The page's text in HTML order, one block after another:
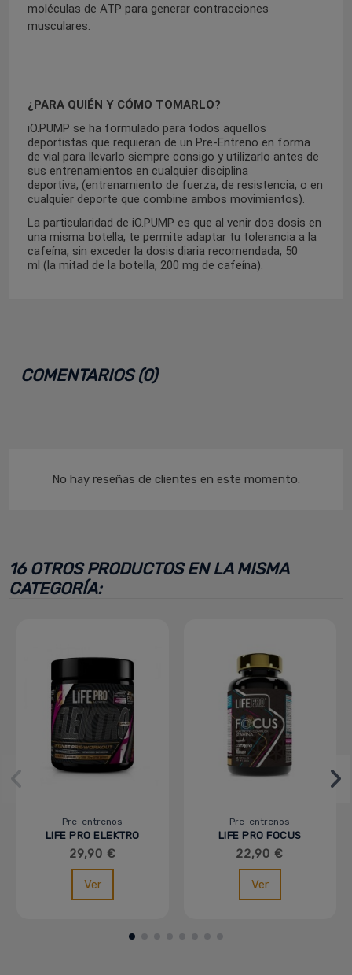
moléculas de ATP para generar contracciones
musculares.
¿PARA QUIÉN Y CÓMO TOMARLO?
iO.PUMP se ha formulado para todos aquellos
deportistas que requieran de un Pre-Entreno en forma
de vial para llevarlo siempre consigo y utilizarlo antes de
sus entrenamientos en cualquier disciplina
deportiva, (entrenamiento de fuerza, de resistencia, o en
cualquierdeporte que combine ambos movimientos).
La particularidad de iO.PUMP es que al venir dos dosis en
una misma botella, te permite adaptar tu tolerancia a la
cafeína, sin exceder la dosis diaria recomendada, 50
ml (la mitad de la botella, 200 mg de cafeína).
COMENTARIOS (0)
No hay reseñas de clientes en este momento.
16 OTROS PRODUCTOS EN LA MISMA
CATEGORÍA:
Pre-entrenos
LIFE PRO ELEKTRO
NEW - 400G
29,90 €
Ver
Pre-entrenos
LIFE PRO FOCUS
NOOTROPIC COMPLEX
- 60 CAPS
22,90 €
Ver